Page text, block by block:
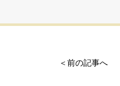
＜前の記事へ